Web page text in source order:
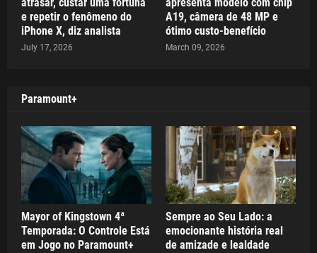
e repetir o fenômeno do
iPhone X, diz analista
July 17, 2026
A19, câmera de 48 MP e
ótimo custo-benefício
March 09, 2026
Paramount+
Mayor of Kingstown 4ª
Temporada: O Controle Está
em Jogo no Paramount+
Sempre ao Seu Lado: a
emocionante história real
de amizade e lealdade